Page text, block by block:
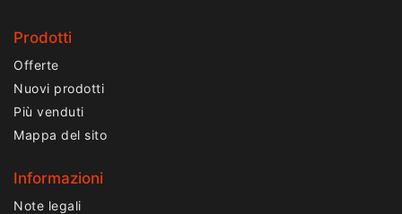
Prodotti
Offerte
Nuovi prodotti
Più venduti
Mappa del sito
Informazioni
Note legali